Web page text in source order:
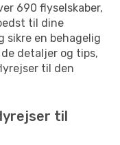
690 flyselskaber,
til dine
sikre en behagelig
detaljer og tips,
til den
til